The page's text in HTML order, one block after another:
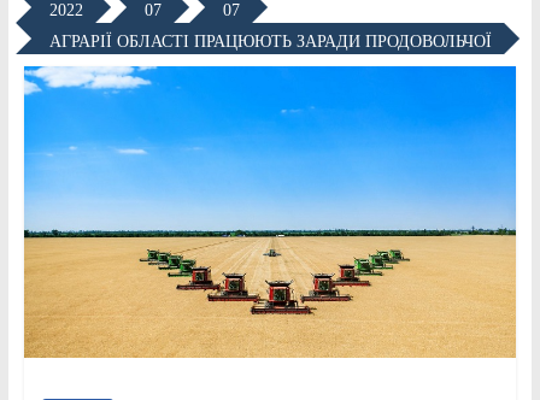
2022 07
07
АГРАРІЇ ОБЛАСТІ ПРАЦЮЮТЬ ЗАРАДИ ПРОДОВОЛЬЧОЇ